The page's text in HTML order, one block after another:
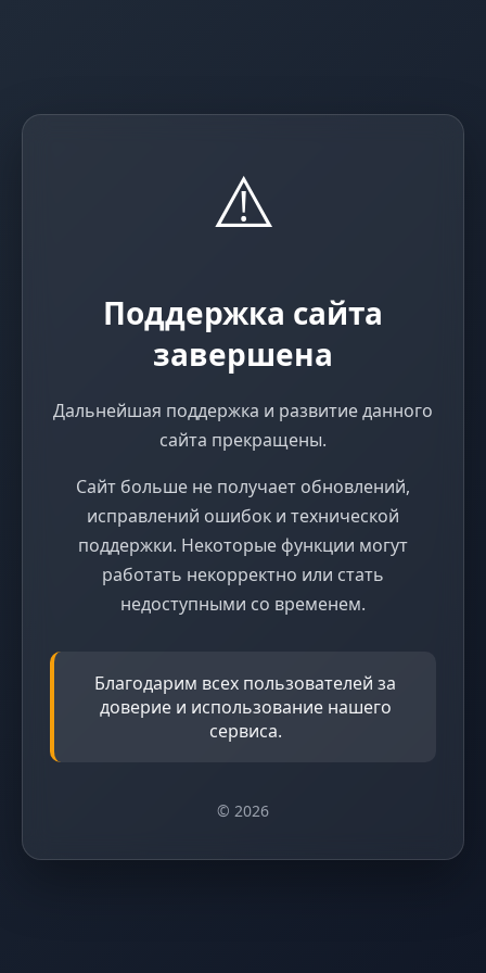
⚠️
Поддержка сайта
завершена
Дальнейшая поддержка и развитие данного
сайта прекращены.
Сайт больше не получает обновлений,
исправлений ошибок и технической
поддержки. Некоторые функции могут
работать некорректно или стать
недоступными со временем.
Благодарим всех пользователей за
доверие и использование нашего
сервиса.
© 2026